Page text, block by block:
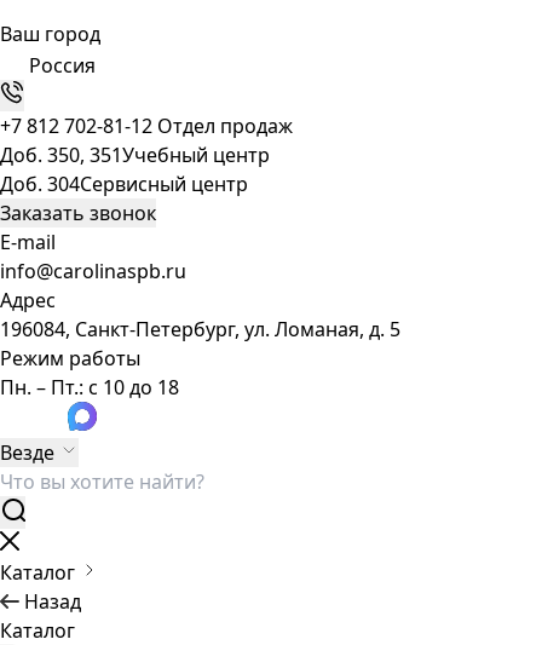
Ваш город
Россия
+7 812 702-81-12 Отдел продаж
Доб. 350, 351Учебный центр
Доб. 304Сервисный центр
Заказать звонок
E-mail
info@carolinaspb.ru
Адрес
196084, Санкт-Петербург, ул. Ломаная, д. 5
Режим работы
Пн. – Пт.: с 10 до 18
Везде
Каталог
Назад
Каталог